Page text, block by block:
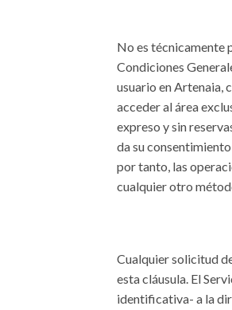
No es técnicamente
Condiciones
usuario en Artenaia,
acceder al área
expreso y sin
da su
por tanto, las
cualquier otro
Cualquier solicitud
esta cláusula. El
identificativa- a la